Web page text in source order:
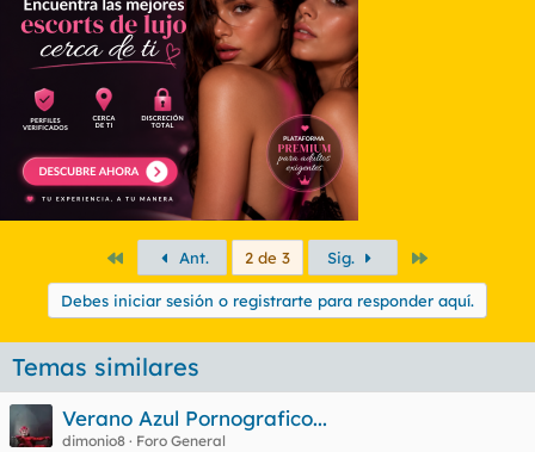
PrimeroAnt. 2 de 3 Sig.
Debes iniciar sesión o registrarte para responder aquí.
Temas similares
Verano Azul Pornografico...
dimonio8
Foro General